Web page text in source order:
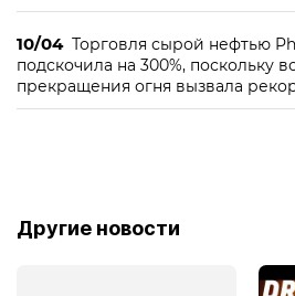
10/04 Торговля сырой нефтью
подскочила на 300%, поскольку
прекращения огня вызвала
Другие новости